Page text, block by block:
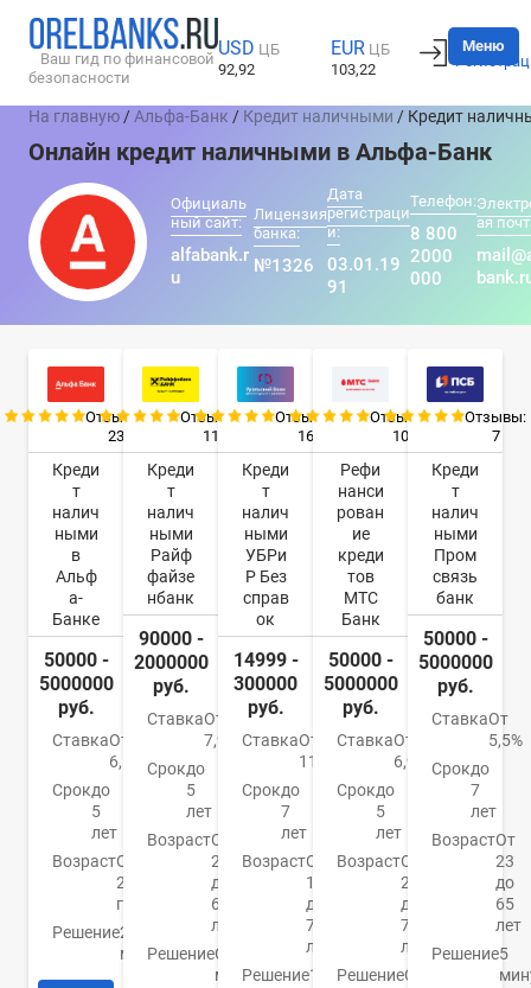
Ваш гид по финансовой
безопасности
USD ЦБ
92,92
EUR ЦБ
103,22
Вход
Меню
На главную /Альфа-Банк / Кредит наличными / Кредит
Онлайн кредит наличными в Альфа-Банк
Официаль
ный сайт:
alfabank.r
u
Лицензия
банка:
№1326
Дата
регистраци
и:
03.01.19
91
Телефон:
8 800
2000
000
ая
Отзывы:
23
Креди
т
налич
ными
в
Альф
а-
Банке
50000 -
5000000
руб.
СтавкаОт
6,5%
Срокдо
5
лет
ВозрастОт
21
года
Решение2
минуты
Отзывы:
11
Креди
т
налич
ными
Райф
файзе
нбанк
90000 -
2000000
руб.
СтавкаОт
7,99%
Срокдо
5
лет
ВозрастОт
23
до
67
лет
РешениеОт 2
минут
Отзывы:
16
Креди
т
налич
ными
УБРи
Р Без
справ
ок
14999 -
300000
руб.
СтавкаОт
11%
Срокдо
7
лет
ВозрастОт
19
до
75
лет
Решение15
Отзывы:
10
Рефи
нанси
рован
ие
креди
тов
МТС
Банк
50000 -
5000000
руб.
СтавкаОт
6,9%
Срокдо
5
лет
ВозрастОт
20
до
70
лет
РешениеОт 15
Отзывы:
7
Креди
т
налич
ными
Пром
связь
банк
50000 -
5000000
руб.
СтавкаОт
5,5%
Срокдо
7
лет
ВозрастОт
23
до
65
лет
Решение5